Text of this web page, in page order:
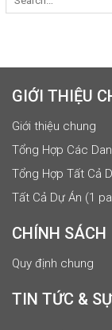
GIỚI THIỆU
Giới thiệu chung
Tổng Hợp Các
Tổng Hợp Tất Cả
Tất Cả Dự Án (1
CHÍNH SÁCH
Quy định chung
TIN TỨC &